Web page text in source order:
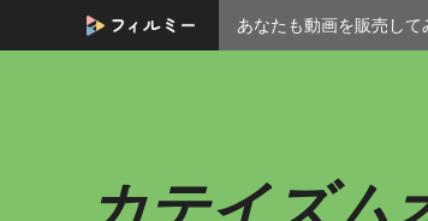
あなたも動画を販売して